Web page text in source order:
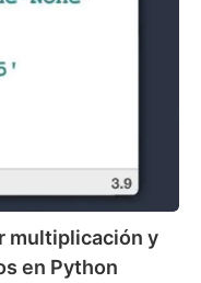
multiplicación y
en Python